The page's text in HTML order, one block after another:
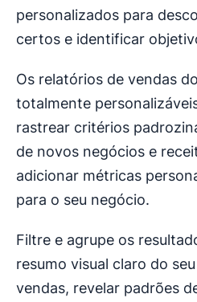
personalizados para
certos e identificar
Os relatórios de vendas
totalmente
rastrear critérios
de novos negócios e
adicionar métricas
para o seu negócio.
Filtre e agrupe os
resumo visual claro do
vendas, revelar padrões